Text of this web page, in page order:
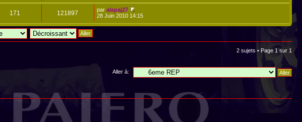
171 121897 paralapaj27
28 Juin 2010 14:15
2 sujets • Page 1 sur 1
Aller à: